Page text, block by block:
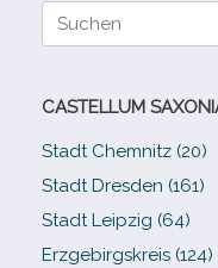
Suche
CASTELLUM
Stadt Chemnitz (20)
Stadt Dresden (161)
Stadt Leipzig (64)
Erzgebirgskreis (124)